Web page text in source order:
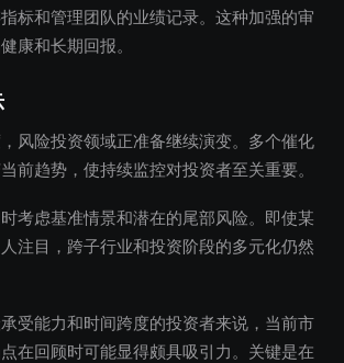
标和管理团队的业绩记录。这种加强的审
康和长期回报。
风险投资领域正准备继续演变。多个催化
前趋势，使持续监控对投资者至关重要。
考虑基准情景和潜在的尾部风险。即使某
注目，跨子行业和投资阶段的多元化仍然
受能力和时间跨度的投资者来说，当前市
在回顾时可能显得颇具吸引力。关键是在